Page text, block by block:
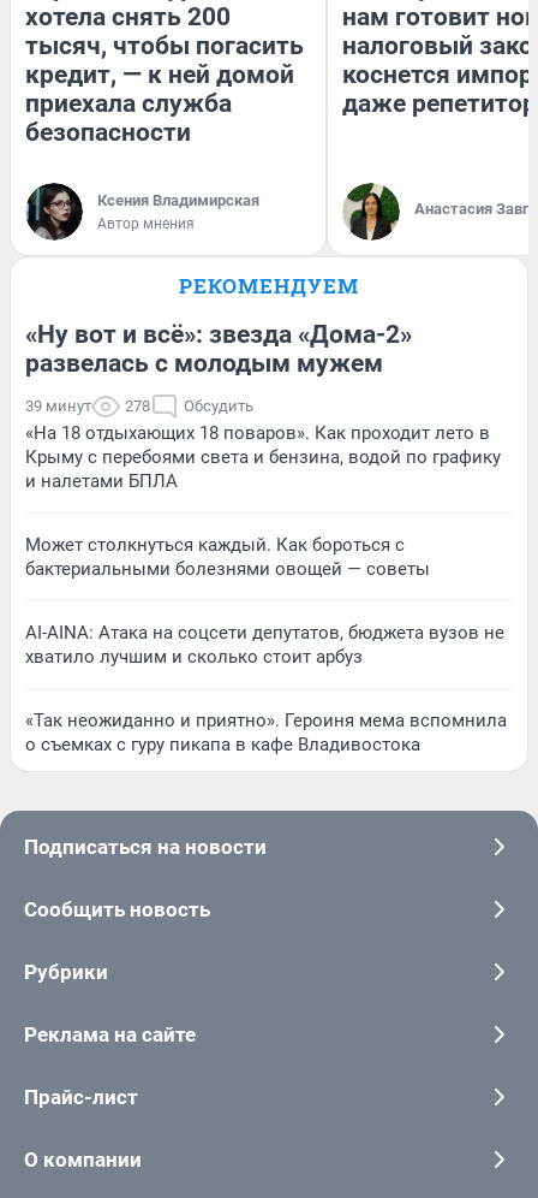
хотела снять 200
тысяч, чтобы погасить
кредит, — к ней домой
приехала служба
безопасности
Ксения Владимирская
Автор мнения
нам готовит
налоговый
коснется
даже
Анастасия
РЕКОМЕНДУЕМ
«Ну вот и всё»: звезда «Дома-2»
развелась с молодым мужем
39 минут 278 Обсудить
«На 18 отдыхающих 18 поваров». Как проходит лето в
Крыму с перебоями света и бензина, водой по графику
и налетами БПЛА
Может столкнуться каждый. Как бороться с
бактериальными болезнями овощей — советы
AI-AINA: Атака на соцсети депутатов, бюджета вузов не
хватило лучшим и сколько стоит арбуз
«Так неожиданно и приятно». Героиня мема вспомнила
о съемках с гуру пикапа в кафе Владивостока
Подписаться на новости
Сообщить новость
Рубрики
Реклама на сайте
Прайс-лист
О компании